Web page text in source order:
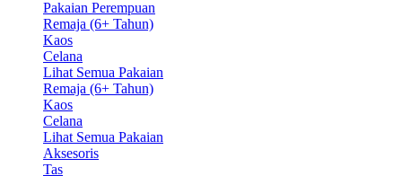
Pakaian Perempuan
Remaja (6+ Tahun)
Kaos
Celana
Lihat Semua Pakaian
Remaja (6+ Tahun)
Kaos
Celana
Lihat Semua Pakaian
Aksesoris
Tas